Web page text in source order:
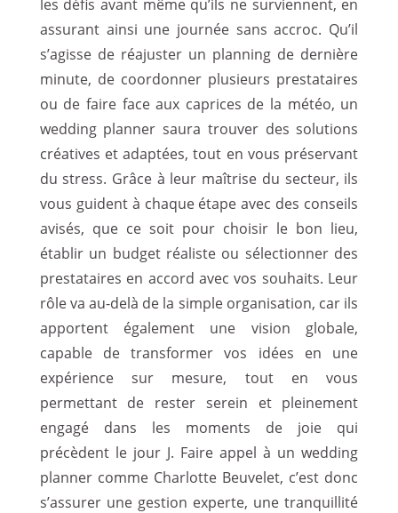
les défis avant même qu’ils ne surviennent, en
assurant ainsi une journée sans accroc. Qu’il
s’agisse de réajuster un planning de dernière
minute, de coordonner plusieurs prestataires
ou de faire face aux caprices de la météo, un
wedding planner saura trouver des solutions
créatives et adaptées, tout en vous préservant
du stress. Grâce à leur maîtrise du secteur, ils
vous guident à chaque étape avec des conseils
avisés, que ce soit pour choisir le bon lieu,
établir un budget réaliste ou sélectionner des
prestataires en accord avec vos souhaits. Leur
rôle va au-delà de la simple organisation, car ils
apportent également une vision globale,
capable de transformer vos idées en une
expérience sur mesure, tout en vous
permettant de rester serein et pleinement
engagé dans les moments de joie qui
précèdent le jour J. Faire appel à un wedding
planner comme Charlotte Beuvelet, c’est donc
s’assurer une gestion experte, une tranquillité